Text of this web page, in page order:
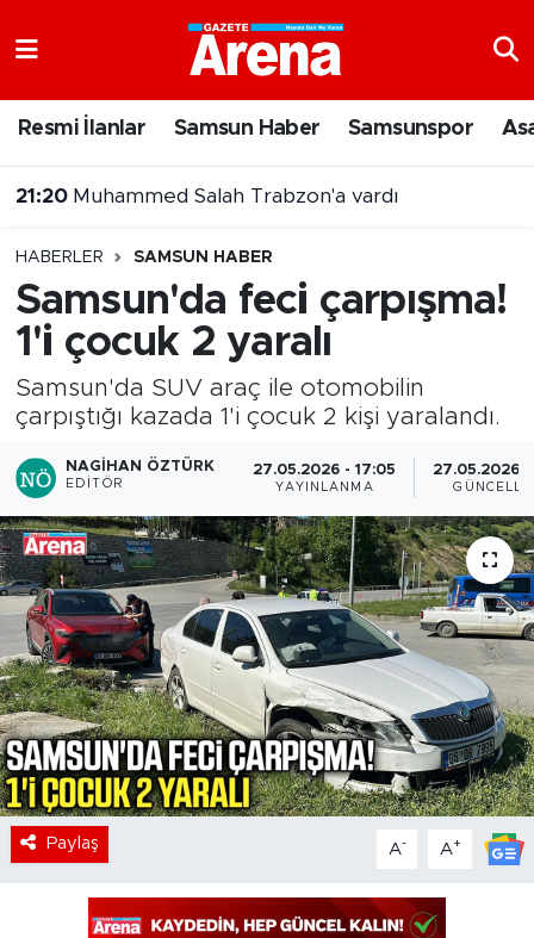
Resmi İlanlar Samsun Haber Samsunspor
HABERLER SAMSUN HABER
Samsun'da feci çarpışma!
1'i çocuk 2 yaralı
Samsun'da SUV araç ile otomobilin
çarpıştığı kazada 1'i çocuk 2 kişi yaralandı.
NAGIHAN ÖZTÜRK
EDITÖR
27.05.2026 - 17:05
YAYINLANMA
27.05.2026 -
Paylaş A- A+
Süper Lig Puan Durumu ve Fikstür
Tüm Manşetler
Son Dakika Haberleri
Haber Arşivi